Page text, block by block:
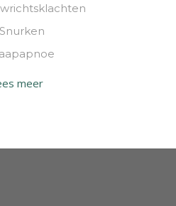
Snurken
meer